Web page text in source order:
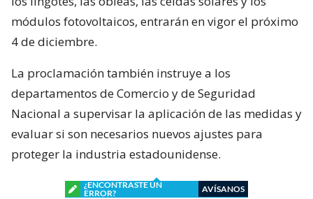
módulos fotovoltaicos, entrarán en vigor el próximo
4 de diciembre.
La proclamación también instruye a los
departamentos de Comercio y de Seguridad
Nacional a supervisar la aplicación de las medidas y
evaluar si son necesarios nuevos ajustes para
proteger la industria estadounidense.
¿ENCONTRASTE UN
ERROR?
AVÍSANOS